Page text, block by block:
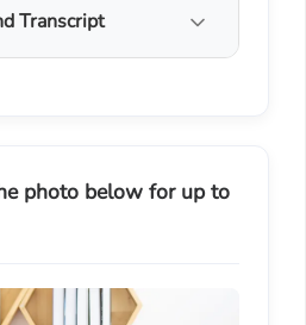
Transcript
photo below for up to